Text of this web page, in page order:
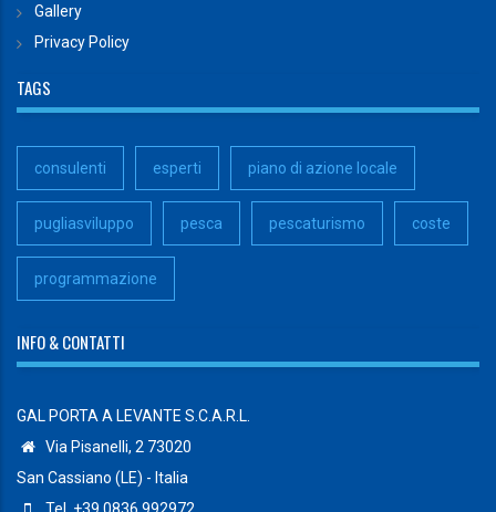
Gallery
Privacy Policy
TAGS
consulenti esperti piano di azione locale
pugliasviluppo pesca pescaturismo coste
programmazione
INFO & CONTATTI
GAL PORTA A LEVANTE S.C.A.R.L.
Via Pisanelli, 2 73020
San Cassiano (LE) - Italia
Tel. +39 0836 992972